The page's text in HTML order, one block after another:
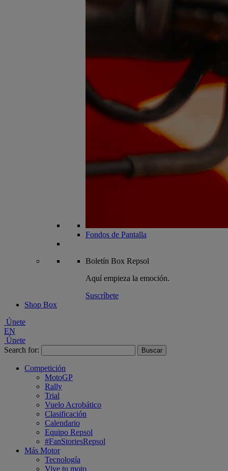
Fondos de Pantalla
Boletín Box Repsol
Aquí empieza la emoción.
Suscríbete
Shop Box
Únete
EN
Únete
Search for:
Competición
MotoGP
Rally
Trial
Vuelo Acrobático
Clasificación
Calendario
Equipo Repsol
#FanStoriesRepsol
Más Motor
Tecnología
Vive tu moto